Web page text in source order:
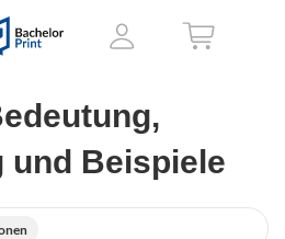
und Beispiele